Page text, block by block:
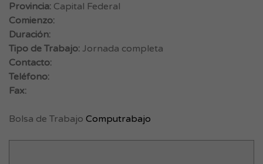
Provincia: Capital Federal
Comienzo:
Duración:
Tipo de Trabajo: Jornada completa
Contacto:
Teléfono:
Fax:
Bolsa de Trabajo Computrabajo